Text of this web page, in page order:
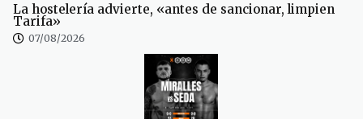
La hostelería advierte, «antes de sancionar, limpien
Tarifa»
07/08/2026